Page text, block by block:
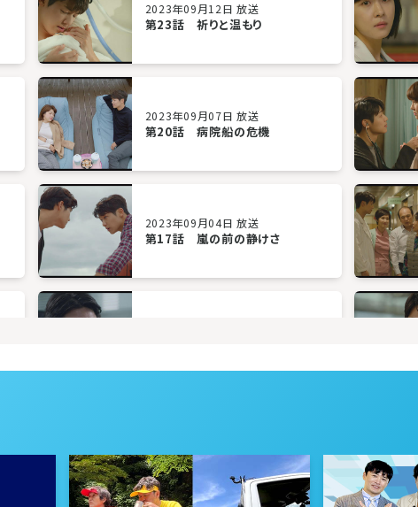
2023年09月12日 放送
第23話 祈りと温もり
2023年09月07日 放送
第20話 病院船の危機
2023年09月04日 放送
第17話 嵐の前の静けさ
第11話 結束